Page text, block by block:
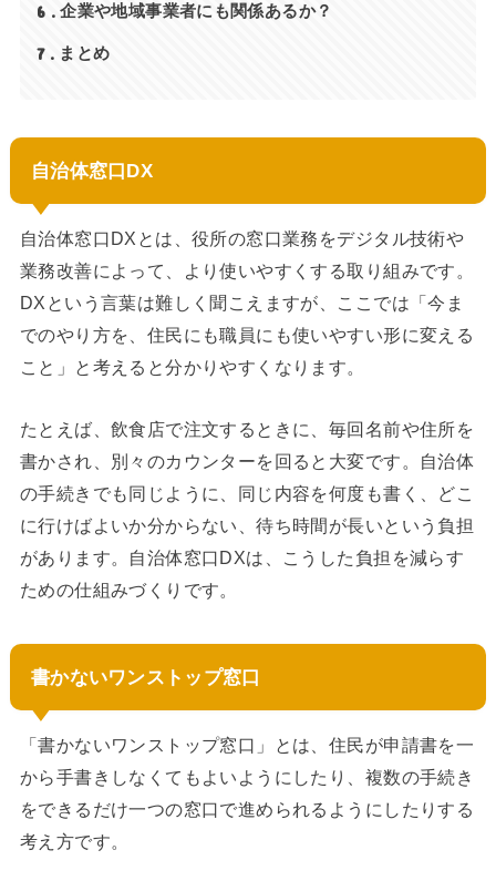
6 企業や地域事業者にも関係あるか？
7 まとめ
自治体窓口DX
自治体窓口DXとは、役所の窓口業務をデジタル技術や
業務改善によって、より使いやすくする取り組みです。
DXという言葉は難しく聞こえますが、ここでは「今ま
でのやり方を、住民にも職員にも使いやすい形に変える
こと」と考えると分かりやすくなります。
たとえば、飲食店で注文するときに、毎回名前や住所を
書かされ、別々のカウンターを回ると大変です。自治体
の手続きでも同じように、同じ内容を何度も書く、どこ
に行けばよいか分からない、待ち時間が長いという負担
があります。自治体窓口DXは、こうした負担を減らす
ための仕組みづくりです。
書かないワンストップ窓口
「書かないワンストップ窓口」とは、住民が申請書を一
から手書きしなくてもよいようにしたり、複数の手続き
をできるだけ一つの窓口で進められるようにしたりする
考え方です。